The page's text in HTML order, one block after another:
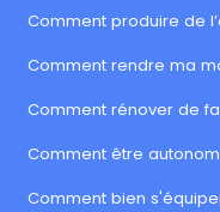
Comment produire de
Comment rendre ma
Comment rénover de
Comment être
Comment bien